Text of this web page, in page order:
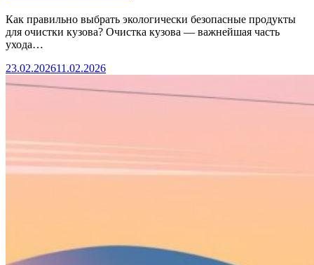
Как правильно выбрать экологически безопасные продукты
для очистки кузова? Очистка кузова — важнейшая часть
ухода…
23.02.202611.02.2026